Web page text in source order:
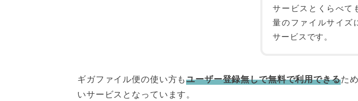
サービスとくらべて
量のファイルサイズ
サービスです。
ギガファイル便の使い方もユーザー登録無しで無料で利用できるた
いサービスとなっています。